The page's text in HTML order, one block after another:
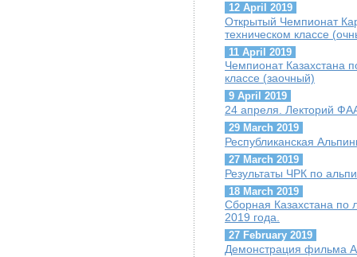
12 April 2019
Открытый Чемпионат
техническом классе
11 April 2019
Чемпионат Казахстана
классе (заочный)
9 April 2019
24 апреля. Лекторий
29 March 2019
Республиканская
27 March 2019
Результаты ЧРК по
18 March 2019
Сборная Казахстана по
2019 года.
27 February 2019
Демонстрация фильма